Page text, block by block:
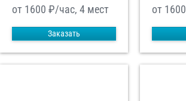
от 1600 ₽/час, 4 мест
Заказать
от 1600